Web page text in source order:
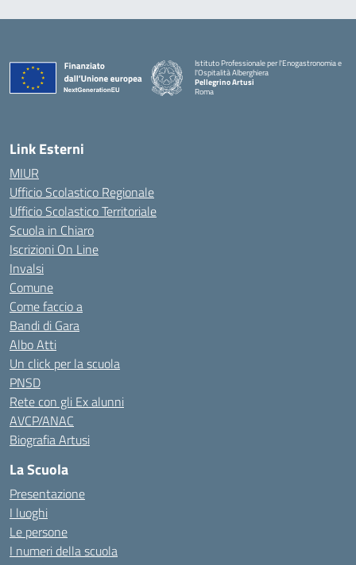
Istituto Professionale per l'Enogastronomia e
l'Ospitalità Alberghiera
Pellegrino Artusi
Roma
Link Esterni
MIUR
Ufficio Scolastico Regionale
Ufficio Scolastico Territoriale
Scuola in Chiaro
Iscrizioni On Line
Invalsi
Comune
Come faccio a
Bandi di Gara
Albo Atti
Un click per la scuola
PNSD
Rete con gli Ex alunni
AVCP/ANAC
Biografia Artusi
La Scuola
Presentazione
I luoghi
Le persone
I numeri della scuola